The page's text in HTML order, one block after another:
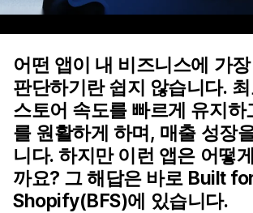
어떤 앱이 내 비즈니스에 가장
판단하기란 쉽지 않습니다.
스토어 속도를 빠르게 유지하
를 원활하게 하며, 매출 성장
니다. 하지만 이런 앱은 어떻
까요? 그 해답은 바로 Built
Shopify(BFS)에 있습니다.